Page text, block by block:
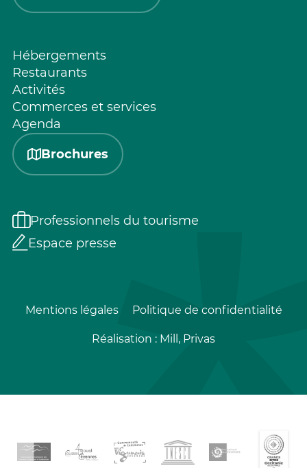
Hébergements
Restaurants
Activités
Commerces et services
Agenda
Brochures
Professionnels du tourisme
Espace presse
Mentions légales Politique de confidentialité
Réalisation : Mill, Privas